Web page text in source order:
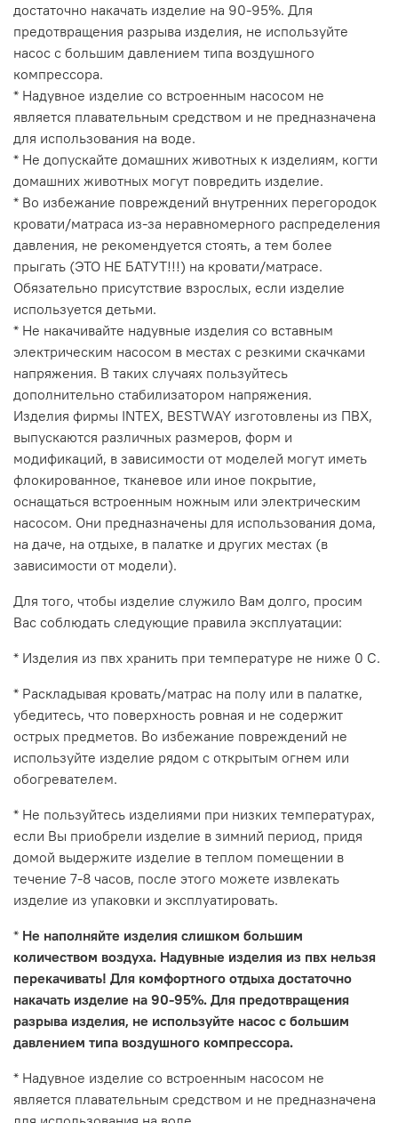
достаточно накачать изделие на 90-95%. Для
предотвращения разрыва изделия, не используйте
насос с большим давлением типа воздушного
компрессора.
* Надувное изделие со встроенным насосом не
является плавательным средством и не предназначена
для использования на воде.
* Не допускайте домашних животных к изделиям, когти
домашних животных могут повредить изделие.
* Во избежание повреждений внутренних перегородок
кровати/матраса из-за неравномерного распределения
давления, не рекомендуется стоять, а тем более
прыгать (ЭТО НЕ БАТУТ!!!) на кровати/матрасе.
Обязательно присутствие взрослых, если изделие
используется детьми.
* Не накачивайте надувные изделия со вставным
электрическим насосом в местах с резкими скачками
напряжения. В таких случаях пользуйтесь
дополнительно стабилизатором напряжения.
Изделия фирмы INTEX, BESTWAY изготовлены из ПВХ,
выпускаются различных размеров, форм и
модификаций, в зависимости от моделей могут иметь
флокированное, тканевое или иное покрытие,
оснащаться встроенным ножным или электрическим
насосом. Они предназначены для использования дома,
на даче, на отдыхе, в палатке и других местах (в
зависимости от модели).
Для того, чтобы изделие служило Вам долго, просим
Вас соблюдать следующие правила эксплуатации:
* Изделия из пвх хранить при температуре не ниже 0 С.
* Раскладывая кровать/матрас на полу или в палатке,
убедитесь, что поверхность ровная и не содержит
острых предметов. Во избежание повреждений не
используйте изделие рядом с открытым огнем или
обогревателем.
* Не пользуйтесь изделиями при низких температурах,
если Вы приобрели изделие в зимний период, придя
домой выдержите изделие в теплом помещении в
течение 7-8 часов, после этого можете извлекать
изделие из упаковки и эксплуатировать.
* Не наполняйте изделия слишком большим
количеством воздуха. Надувные изделия из пвх нельзя
перекачивать! Для комфортного отдыха достаточно
накачать изделие на 90-95%. Для предотвращения
разрыва изделия, не используйте насос с большим
давлением типа воздушного компрессора.
* Надувное изделие со встроенным насосом не
является плавательным средством и не предназначена